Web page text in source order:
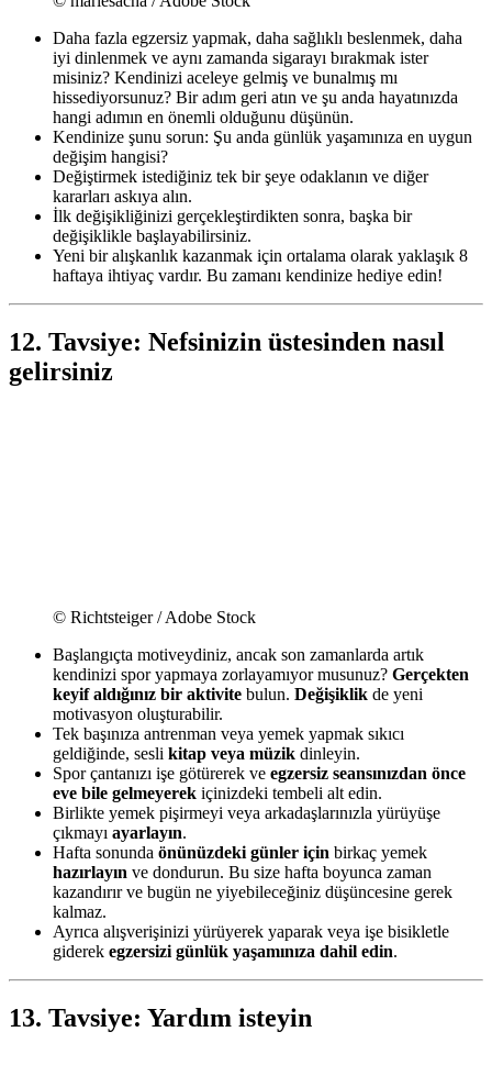
Daha fazla egzersiz yapmak, daha sağlıklı beslenmek, daha
iyi dinlenmek ve aynı zamanda sigarayı bırakmak ister
misiniz? Kendinizi aceleye gelmiş ve bunalmış mı
hissediyorsunuz? Bir adım geri atın ve şu anda hayatınızda
hangi adımın en önemli olduğunu düşünün.
Kendinize şunu sorun: Şu anda günlük yaşamınıza en uygun
değişim hangisi?
Değiştirmek istediğiniz tek bir şeye odaklanın ve diğer
kararları askıya alın.
İlk değişikliğinizi gerçekleştirdikten sonra, başka bir
değişiklikle başlayabilirsiniz.
Yeni bir alışkanlık kazanmak için ortalama olarak yaklaşık 8
haftaya ihtiyaç vardır. Bu zamanı kendinize hediye edin!
12. Tavsiye: Nefsinizin üstesinden nasıl
gelirsiniz
© Richtsteiger / Adobe Stock
Başlangıçta motiveydiniz, ancak son zamanlarda artık
kendinizi spor yapmaya zorlayamıyor musunuz? Gerçekten
keyif aldığınız bir aktivite bulun. Değişiklik de yeni
motivasyon oluşturabilir.
Tek başınıza antrenman veya yemek yapmak sıkıcı
geldiğinde, sesli kitap veya müzik dinleyin.
Spor çantanızı işe götürerek ve egzersiz seansınızdan önce
eve bile gelmeyerek içinizdeki tembeli alt edin.
Birlikte yemek pişirmeyi veya arkadaşlarınızla yürüyüşe
çıkmayı ayarlayın.
Hafta sonunda önünüzdeki günler için birkaç yemek
hazırlayın ve dondurun. Bu size hafta boyunca zaman
kazandırır ve bugün ne yiyebileceğiniz düşüncesine gerek
kalmaz.
Ayrıca alışverişinizi yürüyerek yaparak veya işe bisikletle
giderek egzersizi günlük yaşamınıza dahil edin.
13. Tavsiye: Yardım isteyin